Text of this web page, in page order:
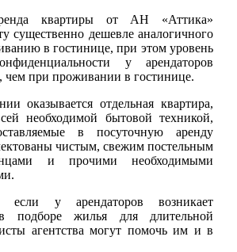
квартиры от АН «Аттика»
существенно дешевле аналогичного
в гостинице, при этом уровень
у арендаторов
чем при проживании в гостинице.
оказывается отдельная квартира,
необходимой бытовой техникой,
в посуточную аренду
чистым, свежим постельным
и прочими необходимыми
у арендаторов возникает
в подборе жилья для длительной
агентства могут помочь им и в